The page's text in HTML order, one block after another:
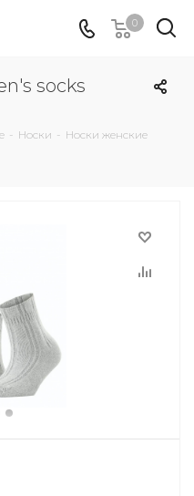
0
socks
- Носки - Носки женские